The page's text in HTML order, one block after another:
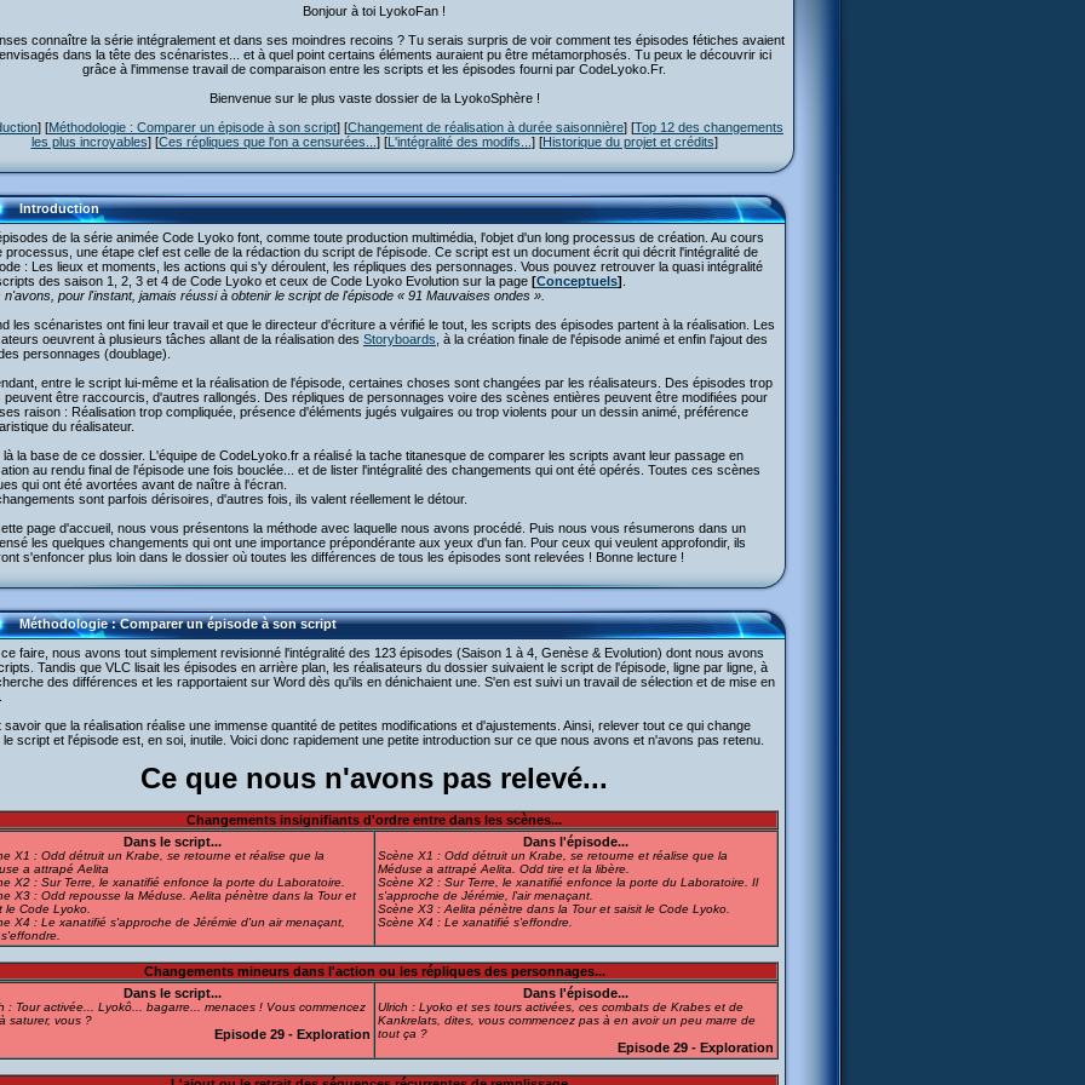
Bonjour à toi LyokoFan !
connaître la série intégralement et dans ses moindres recoins ? Tu serais surpris de voir comment tes épisodes fétiches avaient
dans la tête des scénaristes... et à quel point certains éléments auraient pu être métamorphosés. Tu peux le découvrir ici
grâce à l'immense travail de comparaison entre les scripts et les épisodes fourni par CodeLyoko.Fr.
Bienvenue sur le plus vaste dossier de la LyokoSphère !
] [Méthodologie : Comparer un épisode à son script] [Changement de réalisation à durée saisonnière] [Top 12 des changements
les plus incroyables] [Ces répliques que l'on a censurées... ] [L'intégralité des modifs... ] [Historique du projet et crédits]
Introduction
de la série animée Code Lyoko font, comme toute production multimédia, l'objet d'un long processus de création. Au cours
processus, une étape clef est celle de la rédaction du script de l'épisode. Ce script est un document écrit qui décrit l'intégralité de
: Les lieux et moments, les actions qui s'y déroulent, les répliques des personnages. Vous pouvez retrouver la quasi intégralité
des saison 1, 2, 3 et 4 de Code Lyoko et ceux de Code Lyoko Evolution sur la page [Conceptuels]
n'avons, pour l'instant, jamais réussi à obtenir le script de l'épisode « 91 Mauvaises ondes ».
les scénaristes ont fini leur travail et que le directeur d'écriture a vérifié le tout, les scripts des épisodes partent à la réalisation. Les
oeuvrent à plusieurs tâches allant de la réalisation des Storyboards , à la création finale de l'épisode animé et enfin l'ajout des
personnages (doublage).
entre le script lui-même et la réalisation de l'épisode, certaines choses sont changées par les réalisateurs. Des épisodes trop
peuvent être raccourcis, d'autres rallongés. Des répliques de personnages voire des scènes entières peuvent être modifiées pour
raison : Réalisation trop compliquée, présence d'éléments jugés vulgaires ou trop violents pour un dessin animé, préférence
du réalisateur.
là la base de ce dossier. L'équipe de CodeLyoko.fr a réalisé la tache titanesque de comparer les scripts avant leur passage en
au rendu final de l'épisode une fois bouclée... et de lister l'intégralité des changements qui ont été opérés. Toutes ces scènes
qui ont été avortées avant de naître à l'écran.
sont parfois dérisoires, d'autres fois, ils valent réellement le détour.
page d'accueil, nous vous présentons la méthode avec laquelle nous avons procédé. Puis nous vous résumerons dans un
les quelques changements qui ont une importance prépondérante aux yeux d'un fan. Pour ceux qui veulent approfondir, ils
s'enfoncer plus loin dans le dossier où toutes les différences de tous les épisodes sont relevées ! Bonne lecture !
Méthodologie : Comparer un épisode à son script
faire, nous avons tout simplement revisionné l'intégralité des 123 épisodes (Saison 1 à 4, Genèse & Evolution) dont nous avons
Tandis que VLC lisait les épisodes en arrière plan, les réalisateurs du dossier suivaient le script de l'épisode, ligne par ligne, à
des différences et les rapportaient sur Word dès qu'ils en dénichaient une. S'en est suivi un travail de sélection et de mise en
savoir que la réalisation réalise une immense quantité de petites modifications et d'ajustements. Ainsi, relever tout ce qui change
le script et l'épisode est, en soi, inutile. Voici donc rapidement une petite introduction sur ce que nous avons et n'avons pas retenu.
Ce que nous n'avons pas relevé...
Changements insignifiants d'ordre entre dans les scènes...
Dans le script...
X1 : Odd détruit un Krabe, se retourne et réalise que la
a attrapé Aelita
X2 : Sur Terre, le xanatifié enfonce la porte du Laboratoire.
X3 : Odd repousse la Méduse. Aelita pénètre dans la Tour et
le Code Lyoko.
X4 : Le xanatifié s'approche de Jérémie d'un air menaçant,
Dans l'épisode...
Scène X1 : Odd détruit un Krabe, se retourne et réalise que la
Méduse a attrapé Aelita. Odd tire et la libère.
Scène X2 : Sur Terre, le xanatifié enfonce la porte du Laboratoire. Il
s'approche de Jérémie, l'air menaçant.
Scène X3 : Aelita pénètre dans la Tour et saisit le Code Lyoko.
Scène X4 : Le xanatifié s'effondre.
Changements mineurs dans l'action ou les répliques des personnages...
Dans le script...
: Tour activée... Lyokô... bagarre... menaces ! Vous commencez
saturer, vous ?
Episode 29 - Exploration
Dans l'épisode...
Ulrich : Lyoko et ses tours activées, ces combats de Krabes et de
Kankrelats, dites, vous commencez pas à en avoir un peu marre de
tout ça ?
Episode 29 - Exploration